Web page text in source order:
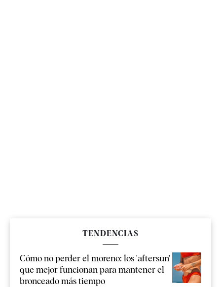
TENDENCIAS
Cómo no perder el moreno: los 'aftersun'
que mejor funcionan para mantener el
bronceado más tiempo